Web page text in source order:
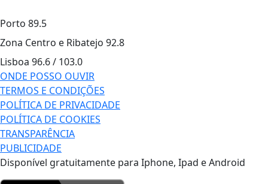
Porto 89.5
Zona Centro e Ribatejo 92.8
Lisboa 96.6 / 103.0
ONDE POSSO OUVIR
TERMOS E CONDIÇÕES
POLÍTICA DE PRIVACIDADE
POLÍTICA DE COOKIES
TRANSPARÊNCIA
PUBLICIDADE
Disponível gratuitamente para Iphone, Ipad e Android